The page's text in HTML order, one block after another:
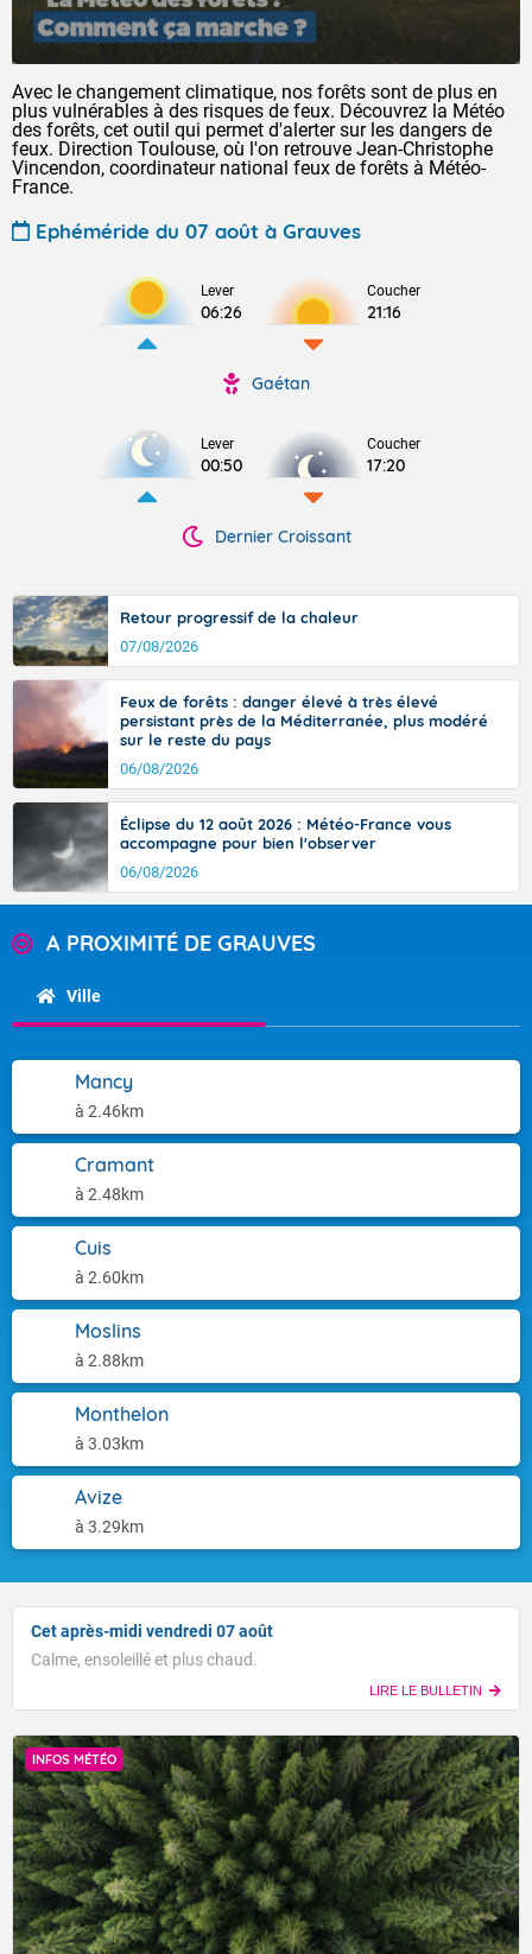
Avec le changement climatique, nos forêts sont de plus en
plus vulnérables à des risques de feux. Découvrez la Météo
des forêts, cet outil qui permet d'alerter sur les dangers de
feux. Direction Toulouse, où l'on retrouve Jean-Christophe
Vincendon, coordinateur national feux de forêts à Météo-
France.
Ephéméride du 07 août à Grauves
Lever
06:26
Coucher
21:16
Gaétan
Lever
00:50
Coucher
17:20
Dernier Croissant
Retour progressif de la chaleur
07/08/2026
Feux de forêts : danger élevé à très élevé
persistant près de la Méditerranée, plus modéré
sur le reste du pays
06/08/2026
Éclipse du 12 août 2026 : Météo-France vous
accompagne pour bien l'observer
06/08/2026
A PROXIMITÉ DE GRAUVES
Ville
Mancy
à 2.46km
Cramant
à 2.48km
Cuis
à 2.60km
Moslins
à 2.88km
Monthelon
à 3.03km
Avize
à 3.29km
Cet après-midi vendredi 07 août
Calme, ensoleillé et plus chaud.
LIRE LE BULLETIN
INFOS MÉTÉO